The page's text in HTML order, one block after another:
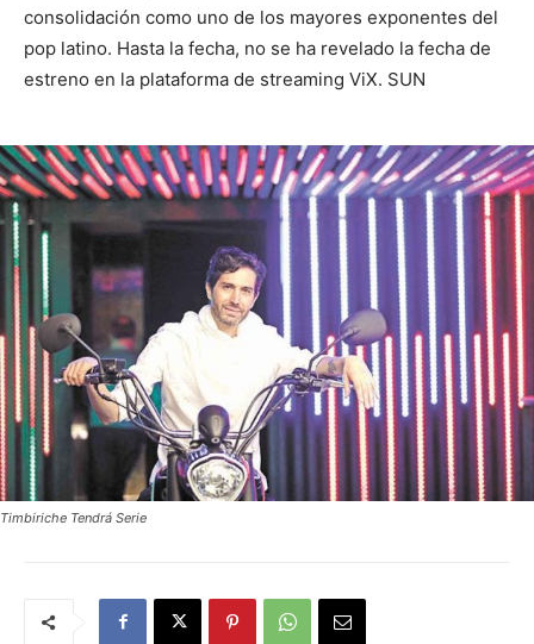
consolidación como uno de los mayores exponentes del
pop latino. Hasta la fecha, no se ha revelado la fecha de
estreno en la plataforma de streaming ViX. SUN
Timbiriche Tendrá Serie